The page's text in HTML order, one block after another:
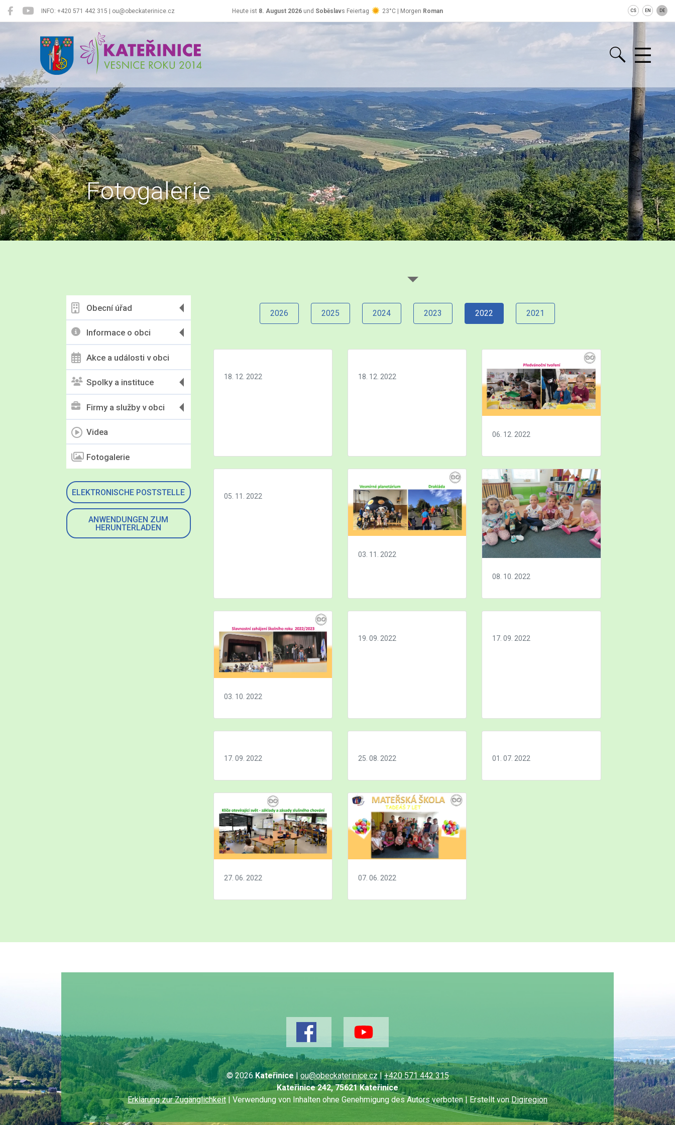
INFO: +420 571 442 315 | ou@obeckaterinice.cz Heute ist 8. August 2026 und Soběslavs Feiertag 23°C | Morgen Roman CS EN DE
Kateřinice
Fotogalerie
Obecní úřad
Informace o obci
Akce a události v obci
Spolky a instituce
Firmy a služby v obci
Videa
Fotogalerie
ELEKTRONISCHE POSTSTELLE
ANWENDUNGEN ZUM
HERUNTERLADEN
2026 2025 2024 2023 2022 2021
18. 12. 2022 18. 12. 2022
06. 12. 2022
05. 11. 2022
03. 11. 2022
08. 10. 2022
03. 10. 2022
19. 09. 2022 17. 09. 2022
17. 09. 2022 25. 08. 2022 01. 07. 2022
27. 06. 2022 07. 06. 2022
© 2026Kateřinice|ou@obeckaterinice.cz|+420 571 442 315
Kateřinice 242, 75621 Kateřinice
Erklärung zur Zugänglichkeit | Verwendung von Inhalten ohne Genehmigung des Autors verboten | Erstellt vonDigiregion